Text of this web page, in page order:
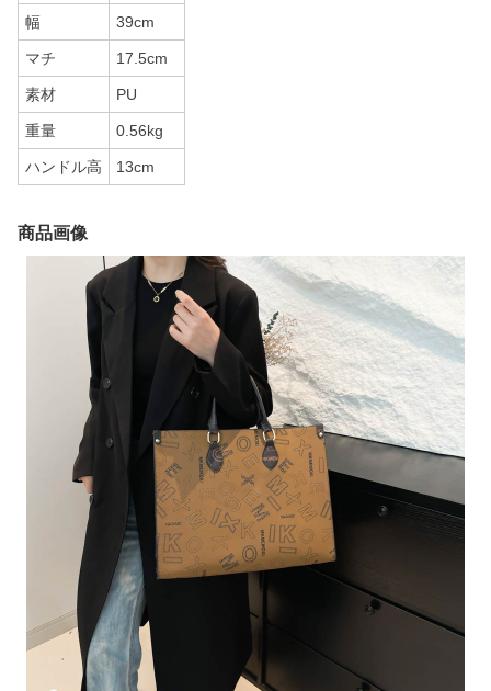
幅 39cm
マチ 17.5cm
素材 PU
重量 0.56kg
ハンドル高 13cm
商品画像